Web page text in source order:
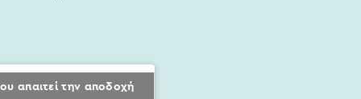
απαιτεί την αποδοχή